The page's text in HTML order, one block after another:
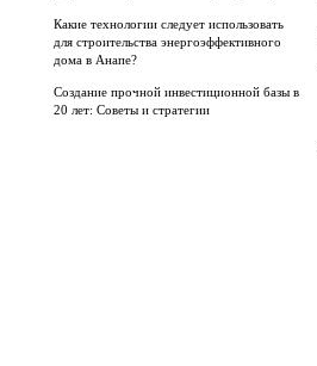
Какие технологии следует использовать
для строительства энергоэффективного
дома в Анапе?
Создание прочной инвестиционной базы в
20 лет: Советы и стратегии